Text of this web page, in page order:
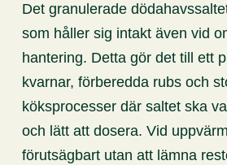
Det granulerade
som håller sig intakt även vid
hantering. Detta gör det till ett
kvarnar, förberedda rubs och
köksprocesser där saltet ska
och lätt att dosera. Vid
förutsägbart utan att lämna